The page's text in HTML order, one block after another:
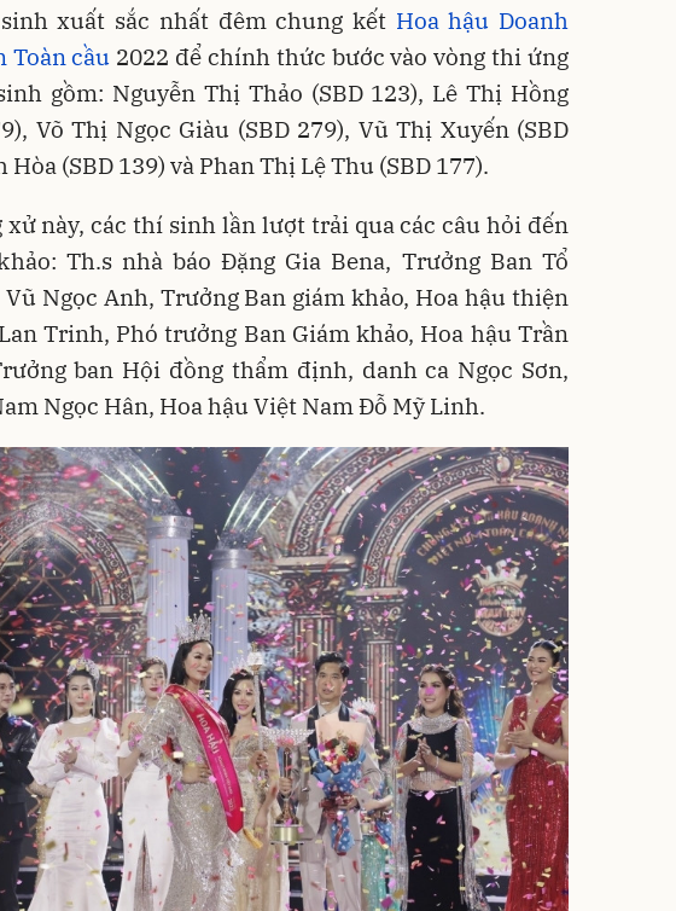
xuất sắc nhất đêm chung kết Hoa hậu Doanh
Toàn cầu 2022 để chính thức bước vào vòng thi ứng
gồm: Nguyễn Thị Thảo (SBD 123), Lê Thị Hồng
Võ Thị Ngọc Giàu (SBD 279), Vũ Thị Xuyến (SBD
Hòa (SBD 139) và Phan Thị Lệ Thu (SBD 177).
xử này, các thí sinh lần lượt trải qua các câu hỏi đến
Th.s nhà báo Đặng Gia Bena, Trưởng Ban Tổ
Ngọc Anh, Trưởng Ban giám khảo, Hoa hậu thiện
Trinh, Phó trưởng Ban Giám khảo, Hoa hậu Trần
ban Hội đồng thẩm định, danh ca Ngọc Sơn,
Ngọc Hân, Hoa hậu Việt Nam Đỗ Mỹ Linh.